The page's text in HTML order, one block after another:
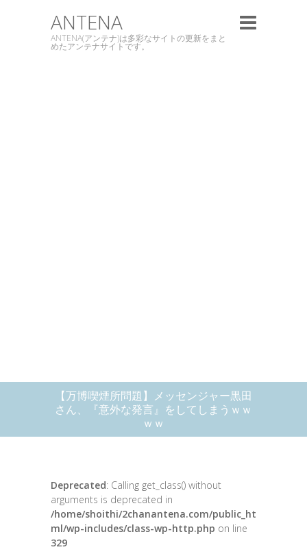
ANTENA
ANTENA(アンテナ)は多彩なサイトの更新をまと
めたアンテナサイトです。
【万博喫煙所問題】メッセンジャー黒田
さん、『意外な発言』をしてしまうｗｗ
ｗｗ
Deprecated: Calling get_class() without
arguments is deprecated in
/home/shoithi/2chanantena.com/public_ht
ml/wp-includes/class-wp-http.php on line
329